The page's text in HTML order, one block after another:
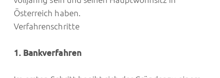
Österreich haben.
Verfahrenschritte
1. Bankverfahren